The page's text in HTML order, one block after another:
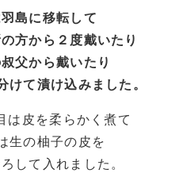
島に移転して
方から２度戴いたり
父から戴いたり
けて漬け込みました。
は皮を柔らかく煮て
生の柚子の皮を
して入れました。